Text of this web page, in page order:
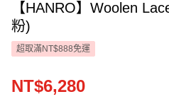
【HANRO】Woolen
粉)
超取滿NT$888免運
NT$6,280